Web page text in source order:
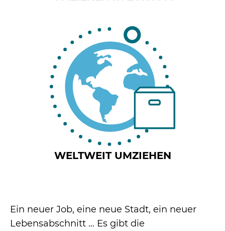
WELTWEIT UMZIEHEN
Ein neuer Job, eine neue Stadt, ein neuer
Lebensabschnitt … Es gibt die